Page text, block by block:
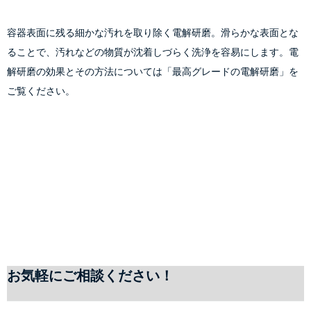
容器表面に残る細かな汚れを取り除く電解研磨。滑らかな表面とな
ることで、汚れなどの物質が沈着しづらく洗浄を容易にします。電
解研磨の効果とその方法については 「最高グレードの電解研磨」 を
ご覧ください。
お気軽にご相談ください！